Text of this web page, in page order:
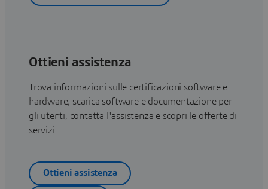
Ottieni assistenza
Trova informazioni sulle certificazioni software e
hardware, scarica software e documentazione per
gli utenti, contatta l'assistenza e scopri le offerte di
servizi
Ottieni assistenza